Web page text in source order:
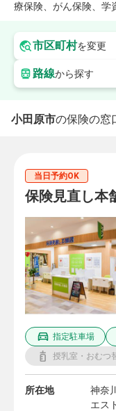
療保険、がん保険、学
市区町村を変更
路線から探す
小田原市の保険の窓
当日予約OK
保険見直し本
指定駐車場
授乳室・おむつ
所在地
神奈
エス